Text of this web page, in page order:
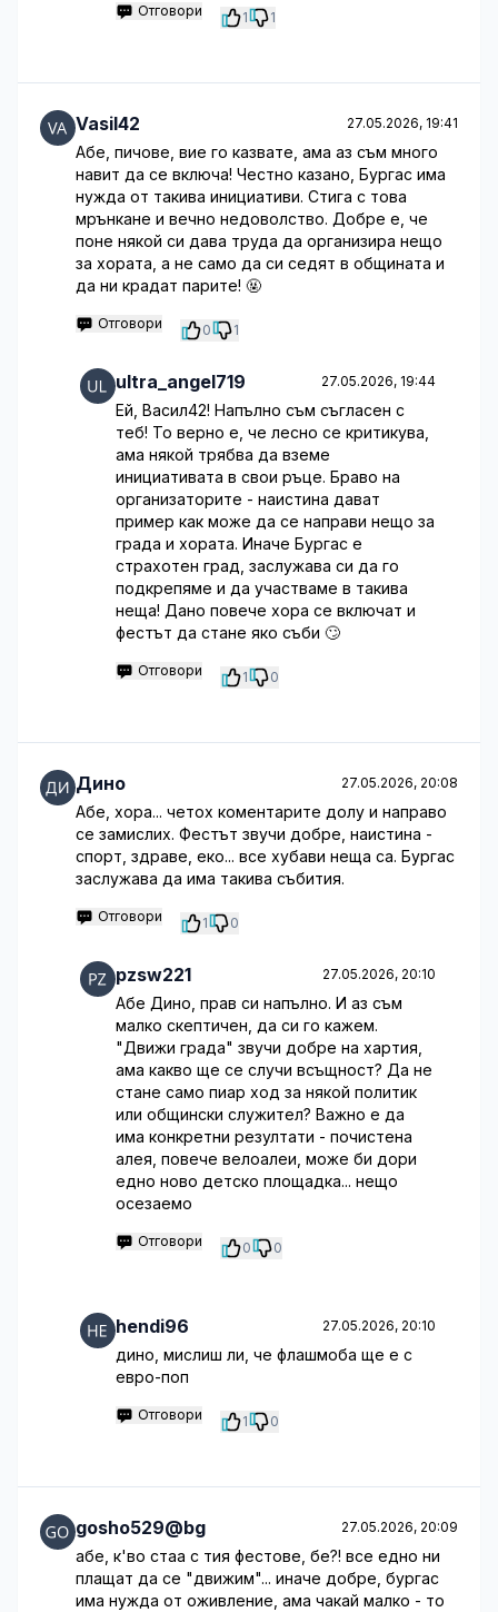
Отговори 1 1
Vasil42 27.05.2026, 19:41
Абе, пичове, вие го казвате, ама аз съм много
навит да се включа! Честно казано, Бургас има
нужда от такива инициативи. Стига с това
мрънкане и вечно недоволство. Добре е, че
поне някой си дава труда да организира нещо
за хората, а не само да си седят в общината и
да ни крадат парите! 🤬
Отговори 0 1
ultra_angel719 27.05.2026, 19:44
Ей, Васил42! Напълно съм съгласен с
теб! То верно е, че лесно се критикува,
ама някой трябва да вземе
инициативата в свои ръце. Браво на
организаторите - наистина дават
пример как може да се направи нещо за
града и хората. Иначе Бургас е
страхотен град, заслужава си да го
подкрепяме и да участваме в такива
неща! Дано повече хора се включат и
фестът да стане яко съби 🙄
Отговори 1 0
Дино 27.05.2026, 20:08
Абе, хора... четох коментарите долу и направо
се замислих. Фестът звучи добре, наистина -
спорт, здраве, еко... все хубави неща са. Бургас
заслужава да има такива събития.
Отговори 1 0
pzsw221 27.05.2026, 20:10
Абе Дино, прав си напълно. И аз съм
малко скептичен, да си го кажем.
"Движи града" звучи добре на хартия,
ама какво ще се случи всъщност? Да не
стане само пиар ход за някой политик
или общински служител? Важно е да
има конкретни резултати - почистена
алея, повече велоалеи, може би дори
едно ново детско площадка... нещо
осезаемо
Отговори 0 0
hendi96 27.05.2026, 20:10
дино, мислиш ли, че флашмоба ще е с
евро-поп
Отговори 1 0
gosho529@bg 27.05.2026, 20:09
абе, к'во стаа с тия фестове, бе?! все едно ни
плащат да се "движим"... иначе добре, бургас
има нужда от оживление, ама чакай малко - то